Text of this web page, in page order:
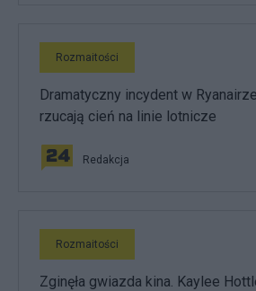
Rozmaitości
Dramatyczny incydent w
rzucają cień na linie lotnicze
Redakcja
Rozmaitości
Zginęła gwiazda kina. Kaylee